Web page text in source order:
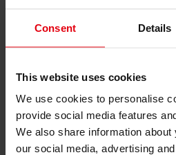
Consent Details
This website uses cookies
We use cookies to personalise
provide social media features
We also share information
our social media, advertising
Торговельна нерухомість
Всі
Словаччина
Україна
Чехія
Промисловість та офісна
Промисловість та офісна нерухомість